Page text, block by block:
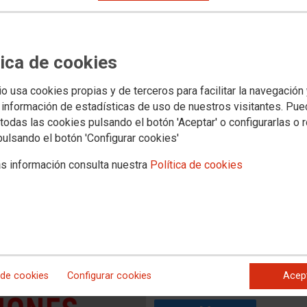
de cookies
usa cookies propias y de terceros para facilitar la navegación
de estadísticas de uso de nuestros visitantes.
las cookies pulsando el botón 'Aceptar' o configurarlas o
el botón 'Configurar cookies'
información consulta nuestra Política de cookies
cookies Configurar cookies
Publicada la resolución de
de las personas
de Personal de
(PLSD)
en el plazo de 2 meses a contar desde el